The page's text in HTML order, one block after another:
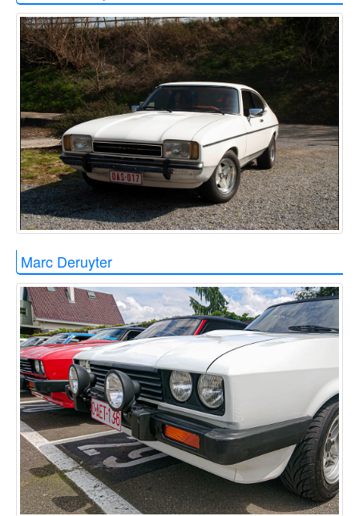
Marc Deruyter